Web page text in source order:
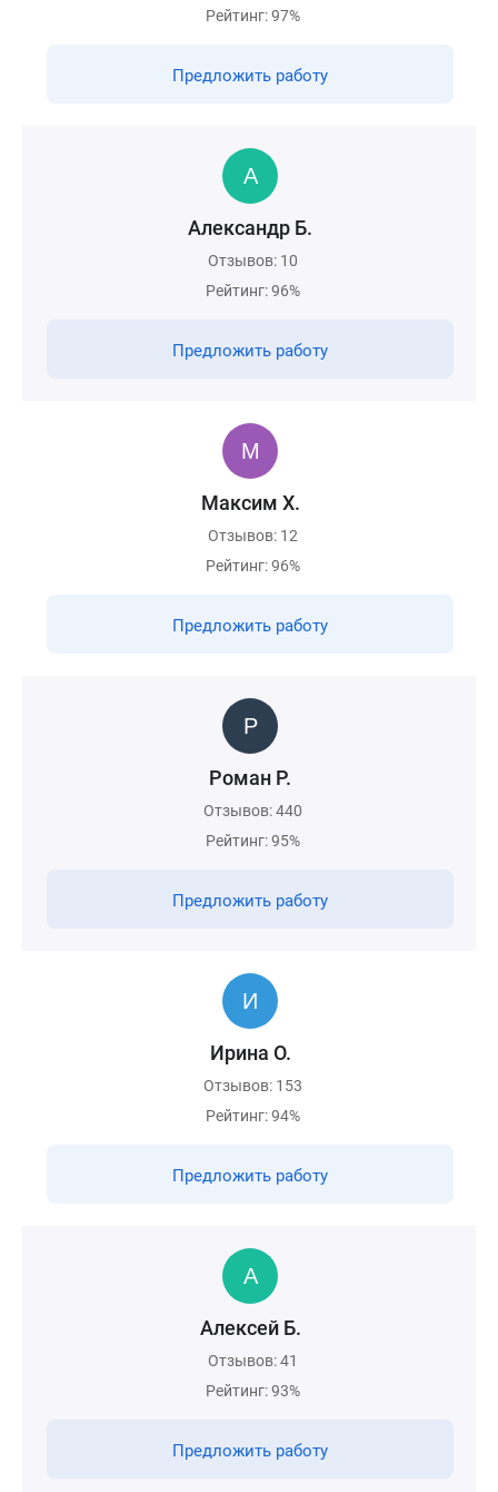
Рейтинг: 97%
Предложить работу
Александр Б.
Отзывов: 10
Рейтинг: 96%
Предложить работу
Максим Х.
Отзывов: 12
Рейтинг: 96%
Предложить работу
Роман Р.
Отзывов: 440
Рейтинг: 95%
Предложить работу
Ирина О.
Отзывов: 153
Рейтинг: 94%
Предложить работу
Алексей Б.
Отзывов: 41
Рейтинг: 93%
Предложить работу